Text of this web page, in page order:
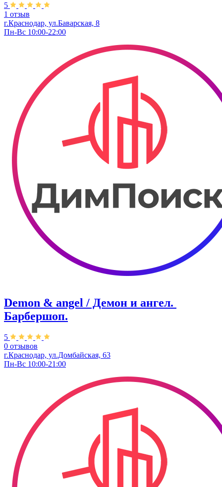
5
1 отзыв
г.Краснодар, ул.​Баварская, 8
Пн-Вс 10:00-22:00
Demon & angel / Демон и ангел. ​
Барбершоп.
5
0 отзывов
г.Краснодар, ул.​Домбайская, 63
Пн-Вс 10:00-21:00